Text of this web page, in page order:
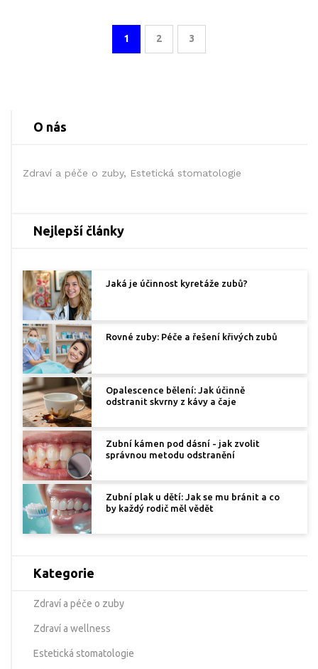
1 2 3
O nás
Zdraví a péče o zuby, Estetická stomatologie
Nejlepší články
Jaká je účinnost kyretáže zubů?
Rovné zuby: Péče a řešení křivých zubů
Opalescence bělení: Jak účinně
odstranit skvrny z kávy a čaje
Zubní kámen pod dásní - jak zvolit
správnou metodu odstranění
Zubní plak u dětí: Jak se mu bránit a co
by každý rodič měl vědět
Kategorie
Zdraví a péče o zuby
Zdraví a wellness
Estetická stomatologie